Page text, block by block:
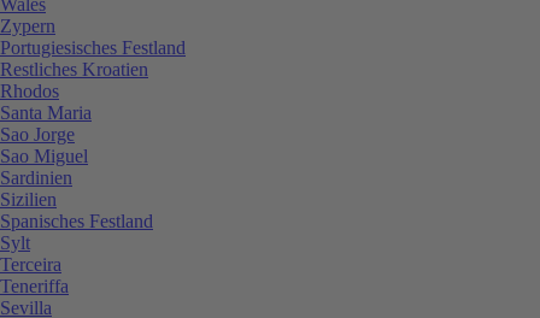
Zypern
Portugiesisches Festland
Restliches Kroatien
Rhodos
Santa Maria
Sao Jorge
Sao Miguel
Sardinien
Sizilien
Spanisches Festland
Sylt
Terceira
Teneriffa
Sevilla